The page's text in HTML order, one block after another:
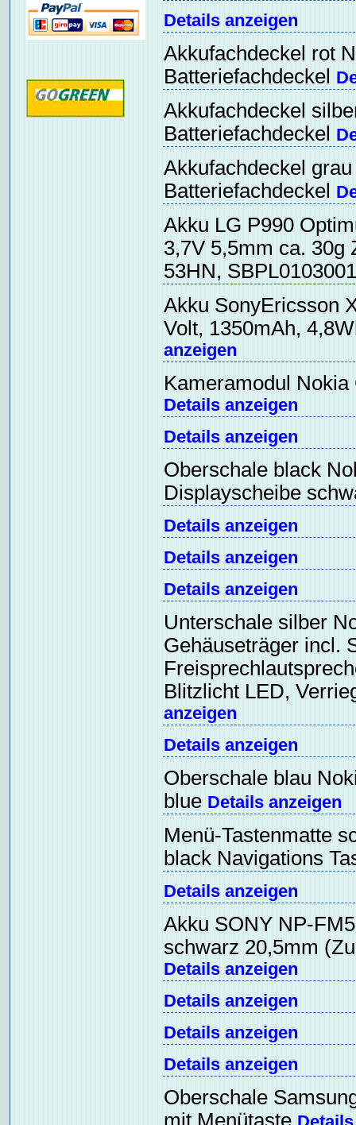
Details anzeigen
Akkufachdeckel rot
Batteriefachdeckel
Akkufachdeckel
Batteriefachdeckel
Akkufachdeckel
Batteriefachdeckel
Akku LG P990
3,7V 5,5mm ca. 30g
53HN,
Akku SonyEricsson
Volt, 1350mAh,
anzeigen
Kameramodul
Details anzeigen
Details anzeigen
Oberschale black
Displayscheibe
Details anzeigen
Details anzeigen
Details anzeigen
Unterschale silber
Gehäuseträger incl.
Blitzlicht LED,
anzeigen
Details anzeigen
Oberschale blau
blue Details anzeigen
Menü-Tastenmatte
black Navigations
Details anzeigen
Akku SONY NP-
schwarz 20,5mm
Details anzeigen
Details anzeigen
Details anzeigen
Details anzeigen
Oberschale
mit Menütaste